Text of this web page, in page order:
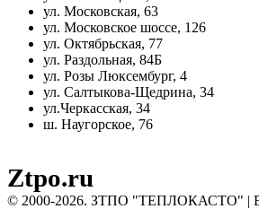
ул. Московская, 63
ул. Московское шоссе, 126
ул. Октябрьская, 77
ул. Раздольная, 84Б
ул. Розы Люксембург, 4
ул. Салтыкова-Щедрина, 34
ул.Черкасская, 34
ш. Наугорское, 76
Ztpo.ru
© 2000-2026. ЗТПО "ТЕПЛОКАСТО" |